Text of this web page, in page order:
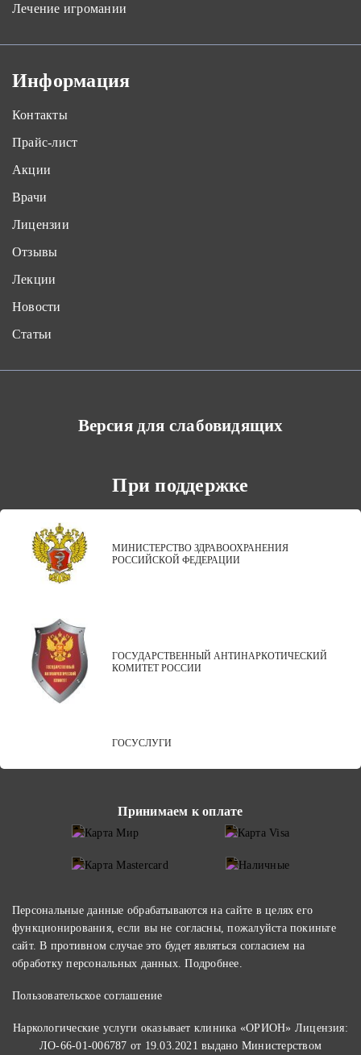
Лечение игромании
Информация
Контакты
Прайс-лист
Акции
Врачи
Лицензии
Отзывы
Лекции
Новости
Статьи
Версия для слабовидящих
При поддержке
МИНИСТЕРСТВО ЗДРАВООХРАНЕНИЯ
РОССИЙСКОЙ ФЕДЕРАЦИИ
ГОСУДАРСТВЕННЫЙ АНТИНАРКОТИЧЕСКИЙ
КОМИТЕТ РОССИИ
ГОСУСЛУГИ
Принимаем к оплате
Персональные данные обрабатываются на сайте в целях его
функционирования, если вы не согласны, пожалуйста покиньте
сайт. В противном случае это будет являться согласием на
обработку персональных данных.Подробнее
Пользовательское соглашение
Наркологические услуги оказывает клиника «ОРИОН» Лицензия:
ЛО-66-01-006787 от 19.03.2021 выдано Министерством